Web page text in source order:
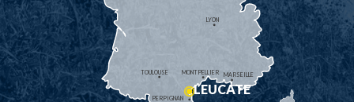
MONTPELLIER
PERPIGNAN
MARSEILLE
TOULOUSE
LYON
LEUCATE